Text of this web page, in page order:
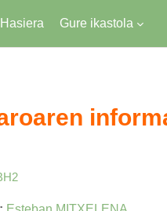
Hasiera Gure ikastola